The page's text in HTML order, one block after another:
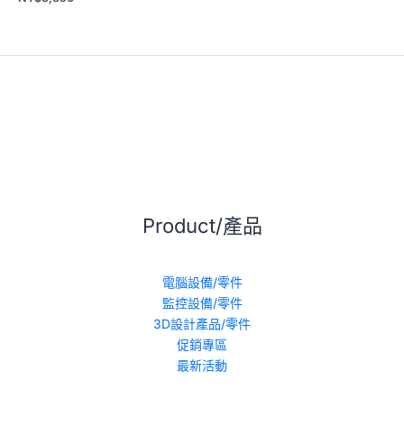
Product/產品
電腦設備/零件
監控設備/零件
3D設計產品/零件
促銷專區
最新活動